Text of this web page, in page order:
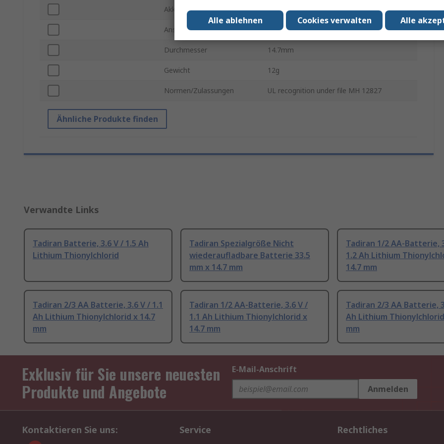
Akkuleistung 1.5Ah
Anschlusstyp Standard
Durchmesser 14.7mm
Gewicht 12g
Normen/Zulassungen UL recognition under file MH 12827
Ähnliche Produkte finden
Verwandte Links
Tadiran Batterie, 3.6 V / 1.5 Ah
Lithium Thionylchlorid
Tadiran Spezialgröße Nicht
wiederaufladbare Batterie 33.5
mm x 14.7 mm
Tadiran 1/2 AA-Batterie,
1.2 Ah Lithium
14.7 mm
Tadiran 2/3 AA Batterie, 3.6 V / 1.1
Ah Lithium Thionylchlorid x 14.7
mm
Tadiran 1/2 AA-Batterie, 3.6 V /
1.1 Ah Lithium Thionylchlorid x
14.7 mm
Tadiran 2/3 AA Batterie,
Ah Lithium
mm
Exklusiv für Sie unsere neuesten
Produkte und Angebote
E-Mail-Anschrift
Anmelden
Kontaktieren Sie uns: Service Rechtliches
Alle
Cookies verwalten
Alle ablehnen